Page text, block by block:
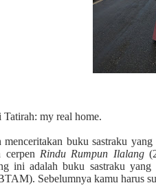
Tatirah: my real home.
buku sastraku
cerpen Rindu Rumpun Ilalang
ini adalah buku sastraku
Sebelumnya kamu harus